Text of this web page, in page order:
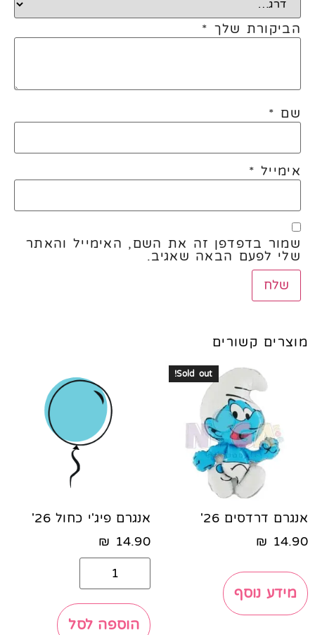
הביקורת שלך *
שם *
אימייל *
שמור בדפדפן זה את השם, האימייל והאתר
שלי לפעם הבאה שאגיב.
מוצרים קשורים
Sold out!
אנגרם דרדסים 26'
14.90
₪
מידע נוסף
אנגרם פיג'י כחול 26'
14.90
₪
הוספה לסל